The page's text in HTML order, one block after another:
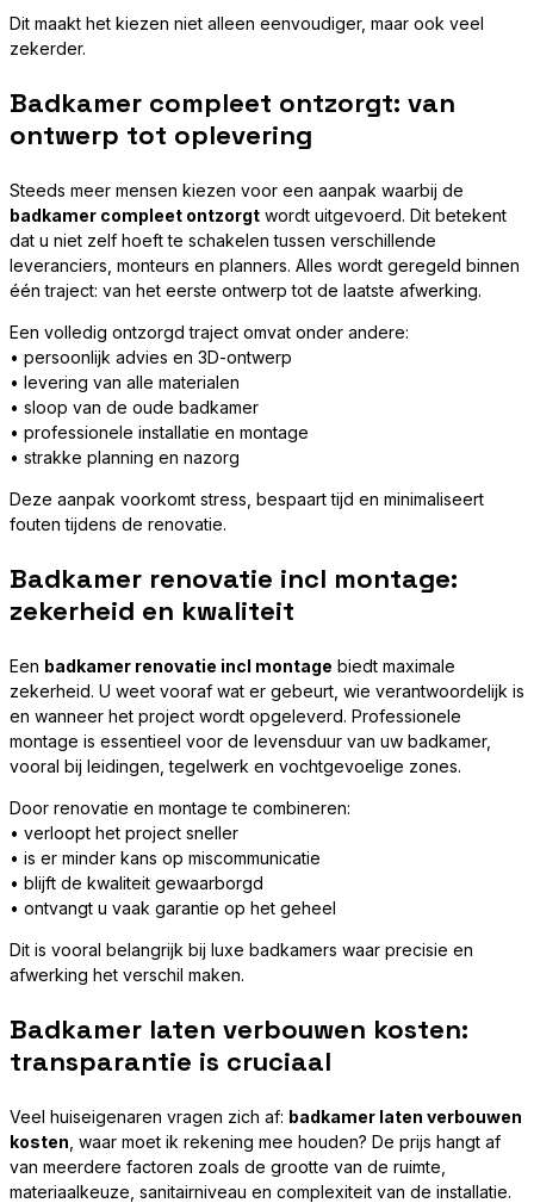
Dit maakt het kiezen niet alleen eenvoudiger, maar ook veel
zekerder.
Badkamer compleet ontzorgt: van
ontwerp tot oplevering
Steeds meer mensen kiezen voor een aanpak waarbij de
badkamer compleet ontzorgt wordt uitgevoerd. Dit betekent
dat u niet zelf hoeft te schakelen tussen verschillende
leveranciers, monteurs en planners. Alles wordt geregeld binnen
één traject: van het eerste ontwerp tot de laatste afwerking.
Een volledig ontzorgd traject omvat onder andere:
• persoonlijk advies en 3D-ontwerp
• levering van alle materialen
• sloop van de oude badkamer
• professionele installatie en montage
• strakke planning en nazorg
Deze aanpak voorkomt stress, bespaart tijd en minimaliseert
fouten tijdens de renovatie.
Badkamer renovatie incl montage:
zekerheid en kwaliteit
Een badkamer renovatie incl montage biedt maximale
zekerheid. U weet vooraf wat er gebeurt, wie verantwoordelijk is
en wanneer het project wordt opgeleverd. Professionele
montage is essentieel voor de levensduur van uw badkamer,
vooral bij leidingen, tegelwerk en vochtgevoelige zones.
Door renovatie en montage te combineren:
• verloopt het project sneller
• is er minder kans op miscommunicatie
• blijft de kwaliteit gewaarborgd
• ontvangt u vaak garantie op het geheel
Dit is vooral belangrijk bij luxe badkamers waar precisie en
afwerking het verschil maken.
Badkamer laten verbouwen kosten:
transparantie is cruciaal
Veel huiseigenaren vragen zich af: badkamer laten verbouwen
kosten , waar moet ik rekening mee houden? De prijs hangt af
van meerdere factoren zoals de grootte van de ruimte,
materiaalkeuze, sanitairniveau en complexiteit van de installatie.